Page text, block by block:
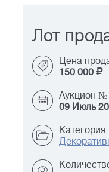
Лот
Цена
150 000
Аукцион №
09 Июль
Категория: